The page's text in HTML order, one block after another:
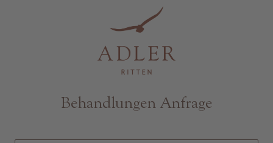
Resorts & Retreats
Behandlungen Anfrage